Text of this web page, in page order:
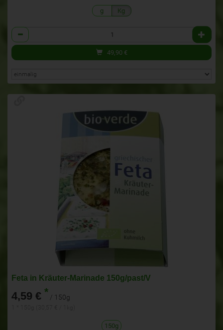
g Kg
Anzahl
49,90 €
Feta in Kräuter-Marinade 150g/past/V
4,59 € * / 150g
150g